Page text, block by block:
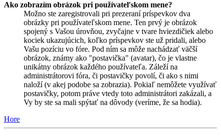
Ako zobrazím obrázok pri používateľskom mene?
Možno ste zaregistrovali pri prezeraní príspevkov dva
obrázky pri používateľskom mene. Ten prvý je obrázok
spojený s Vašou úrovňou, zvyčajne v tvare hviezdičiek alebo
kociek ukazujúcich, koľko príspevkov ste už pridali, alebo
Vašu pozíciu vo fóre. Pod ním sa môže nachádzať väčší
obrázok, známy ako "postavička" (avatar), čo je vlastne
unikátny obrázok každého používateľa. Záleží na
administrátorovi fóra, či postavičky povolí, či ako s nimi
naloží (v akej podobe sa zobrazia). Pokiaľ nemôžete využívať
postavičky, potom práve vtedy toto administrátori zakázali, a
Vy by ste sa mali spýtať na dôvody (veríme, že sa hodia).
Hore